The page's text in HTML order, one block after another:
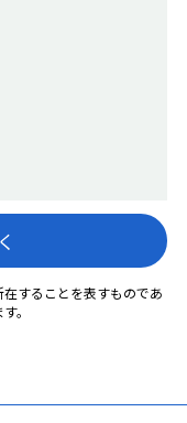
することを表すものであ
。